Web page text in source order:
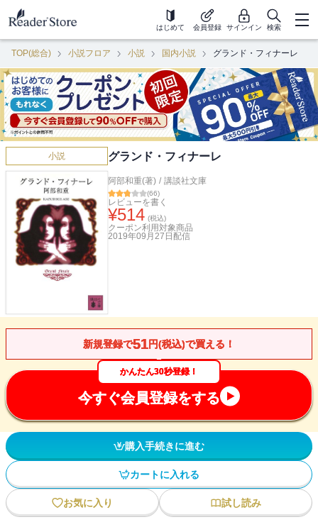
はじめて 会員登録 サインイン 検索
TOP(総合) 小説フロア 小説 国内小説 グランド・フィナーレ
小説 グランド・フィナーレ
阿部和重(著) / 講談社文庫
(66)
レビューを書く
¥514 (税込)
クーポン利用対象商品
2019年09月27日 配信
新規登録で51円(税込)で買える！
かんたん30秒登録！
今すぐ会員登録をする
購入手続きに進む
カートに入れる
お気に入り 試し読み